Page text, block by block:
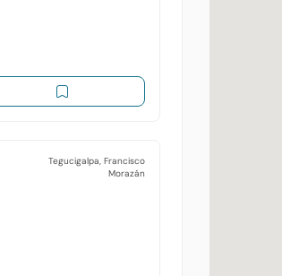
Tegucigalpa, Francisco
Morazán